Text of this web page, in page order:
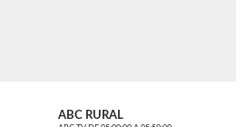
ABC RURAL